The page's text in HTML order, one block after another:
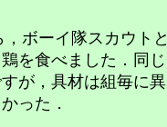
ボーイ隊スカウトと
を食べました．同じ
が，具材は組毎に異
った．